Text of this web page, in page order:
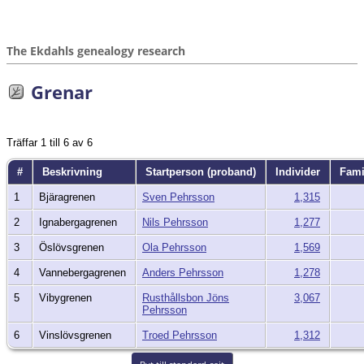
The Ekdahls genealogy research
Grenar
Träffar 1 till 6 av 6
# Beskrivning Startperson (proband) Individer
1 Bjäragrenen Sven Pehrsson 1,315
2 Ignabergagrenen Nils Pehrsson 1,277
3 Öslövsgrenen Ola Pehrsson 1,569
4 Vannebergagrenen Anders Pehrsson 1,278
5 Vibygrenen
Rusthållsbon Jöns
Pehrsson
3,067
6 Vinslövsgrenen Troed Pehrsson 1,312